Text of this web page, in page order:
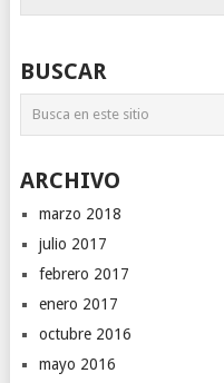
BUSCAR
ARCHIVO
marzo 2018
julio 2017
febrero 2017
enero 2017
octubre 2016
mayo 2016